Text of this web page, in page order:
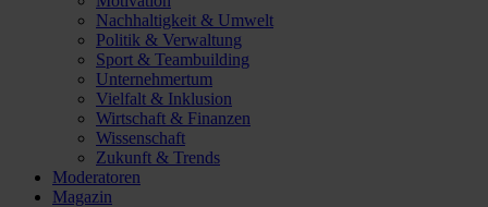
Nachhaltigkeit & Umwelt
Politik & Verwaltung
Sport & Teambuilding
Unternehmertum
Vielfalt & Inklusion
Wirtschaft & Finanzen
Wissenschaft
Zukunft & Trends
Moderatoren
Magazin